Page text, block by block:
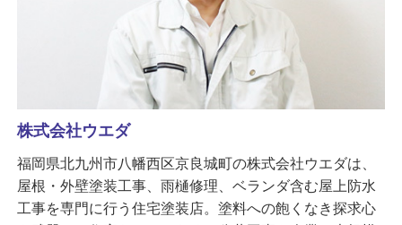
株式会社ウエダ
福岡県北九州市八幡西区京良城町の株式会社ウエダは、
屋根・外壁塗装工事、雨樋修理、ベランダ含む屋上防水
工事を専門に行う住宅塗装店。塗料への飽くなき探求心